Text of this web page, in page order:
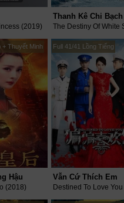
(2019)
+ Thuyết Minh
Hậu
(2018)
Full 41/41 Lồng Tiếng
Vẫn Cứ Thích Em
Destined To Love